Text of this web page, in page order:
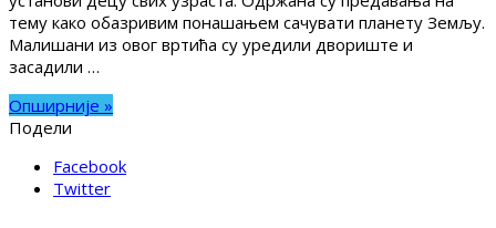
тему како обазривим понашањем сачувати планету Земљу.
Малишани из овог вртића су уредили двориште и
засадили …
Опширније »
Подели
Facebook
Twitter